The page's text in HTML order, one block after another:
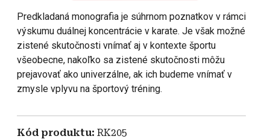
Predkladaná monografia je súhrnom poznatkov v rámci
výskumu duálnej koncentrácie v karate. Je však možné
zistené skutočnosti vnímať aj v kontexte športu
všeobecne, nakoľko sa zistené skutočnosti môžu
prejavovať ako univerzálne, ak ich budeme vnímať v
zmysle vplyvu na športový tréning.
Kód produktu RK205